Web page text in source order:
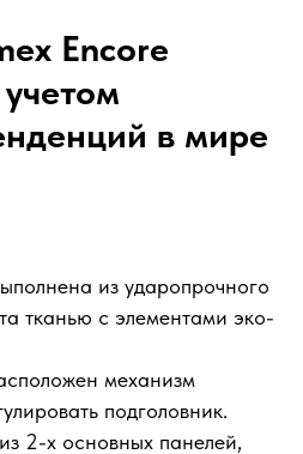
Encore
в мире
из ударопрочного
тканью с элементами эко-
механизм
подголовник.
2-х основных панелей,